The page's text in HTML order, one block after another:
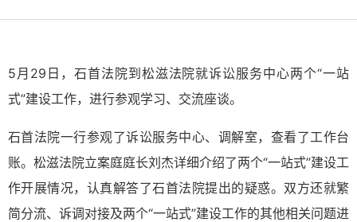
5月29日，石首法院到松滋法院就诉讼服务中心两个“一站
式”建设工作，进行参观学习、交流座谈。
石首法院一行参观了诉讼服务中心、调解室，查看了工作台
账。松滋法院立案庭庭长刘杰详细介绍了两个“一站式”建设工
作开展情况，认真解答了石首法院提出的疑惑。双方还就繁
简分流、诉调对接及两个“一站式”建设工作的其他相关问题进